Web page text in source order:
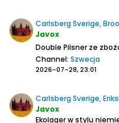
Carlsberg Sverige,
Javox
Double Pilsner ze
Channel: Szwecja
2026-07-28, 23:01
Carlsberg Sverige,
Javox
Ekolager w stylu